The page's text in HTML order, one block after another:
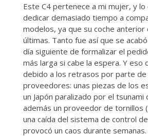
Este C4 pertenece a mi mujer, y
dedicar demasiado tiempo a
modelos, ya que su coche anterior
últimas. Tanto fue así que se
día siguiente de formalizar el
más larga si cabe la espera. Y eso
debido a los retrasos por parte de
proveedores: unas piezas de los
un Japón paralizado por el tsunami
además un proveedor de tornillos
una caída del sistema de control
provocó un caos durante semanas.